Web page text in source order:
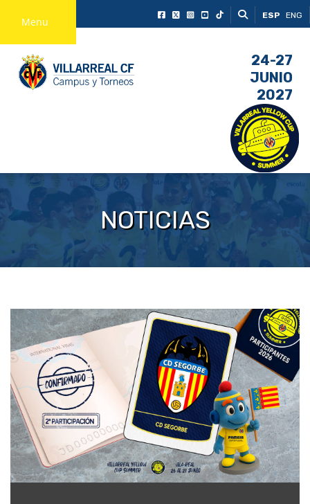
Menu ESP ENG
24-27
JUNIO
2027
NOTICIAS